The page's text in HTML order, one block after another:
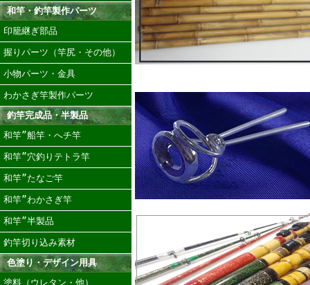
和竿・釣竿製作パーツ
印籠継ぎ部品
握りパーツ（竿尻・その他）
小物パーツ・金具
わかさぎ竿製作パーツ
釣竿完成品・半製品
和竿”船竿・へチ竿
和竿”穴釣りテトラ竿
和竿”たなご竿
和竿”わかさぎ竿
和竿”半製品
釣竿切り込み素材
色塗り・デザイン用具
塗料（ウレタン・他）